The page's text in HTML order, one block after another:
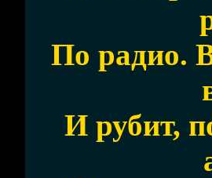
По радио.
И рубит,